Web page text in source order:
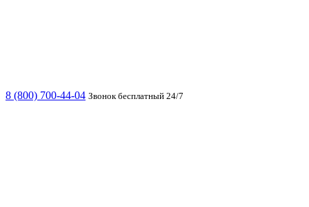
8 (800) 700-44-04 Звонок бесплатный 24/7